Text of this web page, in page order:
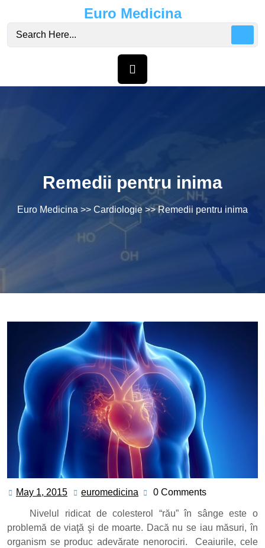
content
Euro Medicina
Remedii pentru inima
Euro Medicina >> Cardiologie >> Remedii pentru inima
May 1, 2015 Mayeuromedicina euromedicina
0 Comments
Nivelul ridicat de colesterol “rău” în sânge este o
problemă de viaţă şi de moarte. Dacă nu se iau măsuri, în
organism se produc adevărate nenorociri. Ceaiurile, cele